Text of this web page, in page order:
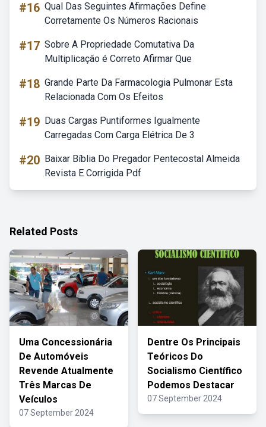
#16 Qual Das Seguintes Afirmações Define
Corretamente Os Números Racionais
#17 Sobre A Propriedade Comutativa Da
Multiplicação é Correto Afirmar Que
#18 Grande Parte Da Farmacologia Pulmonar Esta
Relacionada Com Os Efeitos
#19 Duas Cargas Puntiformes Igualmente
Carregadas Com Carga Elétrica De 3
#20 Baixar Bíblia Do Pregador Pentecostal Almeida
Revista E Corrigida Pdf
Related Posts
Uma Concessionária
De Automóveis
Revende Atualmente
Três Marcas De
Veículos
07 September 2024
Dentre Os Principais
Teóricos Do
Socialismo Científico
Podemos Destacar
07 September 2024